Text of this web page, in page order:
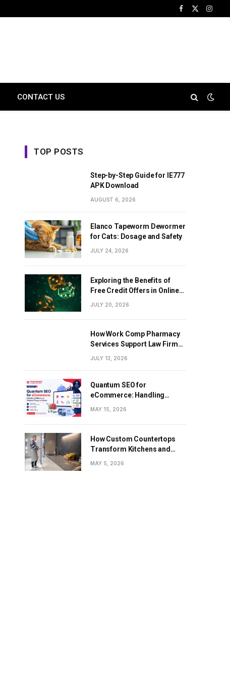
Facebook
X
CONTACT US
TOP POSTS
Step-by-Step Guide for IE777
APK Download
AUGUST 6, 2026
Elanco Tapeworm Dewormer
for Cats: Dosage and Safety
JULY 24, 2026
Exploring the Benefits of
Free Credit Offers in Online
JULY 20, 2026
How Work Comp Pharmacy
Services Support Law Firms
and Healthcare Providers
JULY 13, 2026
Quantum SEO for
eCommerce: Handling
Millions of Product Pages at
MAY 15, 2026
How Custom Countertops
Transform Kitchens and
MAY 5, 2026